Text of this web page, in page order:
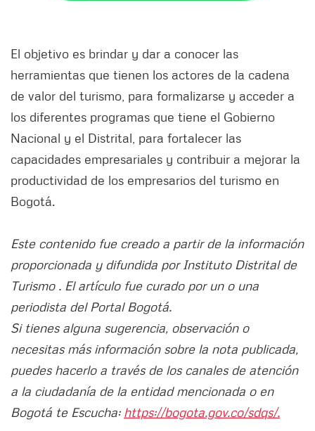
El objetivo es brindar y dar a conocer las
herramientas que tienen los actores de la cadena
de valor del turismo, para formalizarse y acceder a
los diferentes programas que tiene el Gobierno
Nacional y el Distrital, para fortalecer las
capacidades empresariales y contribuir a mejorar la
productividad de los empresarios del turismo en
Bogotá.
Este contenido fue creado a partir de la información
proporcionada y difundida por Instituto Distrital de
Turismo . El artículo fue curado por un o una
periodista del Portal Bogotá.
Si tienes alguna sugerencia, observación o
necesitas más información sobre la nota publicada,
puedes hacerlo a través de los canales de atención
a la ciudadanía de la entidad mencionada o en
Bogotá te Escucha: https://bogota.gov.co/sdqs/.